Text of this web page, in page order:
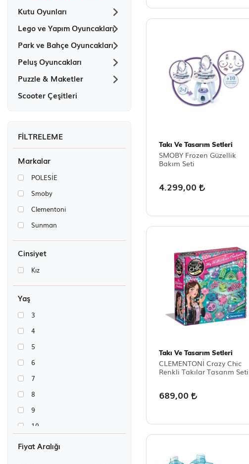
Kutu Oyunları
Lego ve Yapım Oyuncakları
Park ve Bahçe Oyuncakları
Peluş Oyuncakları
Puzzle & Maketler
Scooter Çeşitleri
Markalar
POLESİE
Smoby
Clementoni
Sunman
Cinsiyet
Kız
Yaş
3
4
5
6
7
8
9
10
11
Fiyat Aralığı
Takı Ve Tasarım Setleri
SMOBY Frozen Güzellik
Bakım Seti
4.299,00
Takı Ve Tasarım Setleri
CLEMENTONİ Crazy Chic
Renkli Takılar Tasarım Seti
689,00